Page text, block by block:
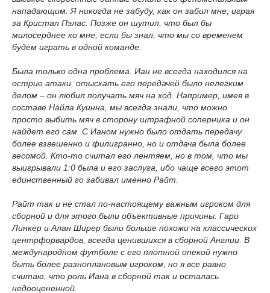
нападающим. Я никогда не забуду, как он забил мне, играя
за Кристал Пэлас. Позже он шутил, что был бы
милосерднее ко мне, если бы знал, что мы со временем
будем играть в одной команде.
Была только одна проблема. Иан не всегда находился на
острие атаки, отыскать его передачей было нелегким
делом – он любил получать мяч на ход. Например, имея в
составе Найла Куинна, мы всегда знали, что можно
просто выбить мяч в сторону штрафной соперника и он
найдет его сам. С Ианом нужно было отдать передачу
более взвешенно и филигранно, но и отдача была более
весомой. Кто-то считал его лентяем, но в том, что мы
выигрывали 1:0 была и его заслуга, ибо чаще всего этот
единственный го забивал именно Райт.
Райт так и не стал по-настоящему важным игроком для
сборной и для этого были объективные причины. Гари
Линкер и Алан Ширер были больше похожи на классических
центрфорвардов, всегда ценившихся в сборной Англии. В
международном футболе с его плотной опекой нужно
быть более разноплановым игроком, но я все равно
считаю, что роль Иана в сборной так и осталась
недооцененной.